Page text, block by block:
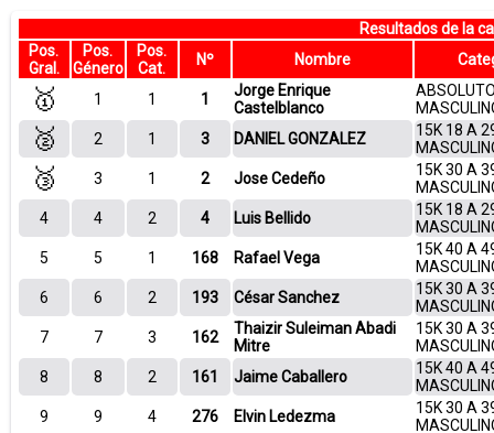
Resultados de la
Pos.
Gral.
Pos.
Género
Pos.
Cat.
Nº Nombre
🥇 1 1 1
Jorge Enrique
Castelblanco
🥈 2 1 3 DANIEL GONZALEZ
15K 18 A
🥉 3 1 2 Jose Cedeño
15K 30 A
4
4 2 4 Luis Bellido
15K 18 A
5
5 1 168 Rafael Vega
15K 40 A
6
6 2 193 César Sanchez
15K 30 A
7
7 3 162
Thaizir Suleiman Abadi
Mitre
15K 30 A
8
8 2 161 Jaime Caballero
15K 40 A
9
9 4 276 Elvin Ledezma
15K 30 A